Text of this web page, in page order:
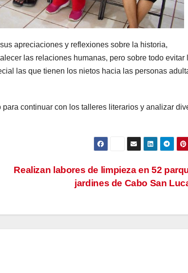
apreciaciones y reflexiones sobre la historia,
las relaciones humanas, pero sobre todo evitar
las que tienen los nietos hacia las personas
continuar con los talleres literarios y analizar
Realizan labores de limpieza en 52
jardines de Cabo San